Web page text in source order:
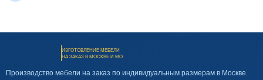
ИЗГОТОВЛЕНИЕ МЕБЕЛИ
НА ЗАКАЗ В МОСКВЕ И МО
Производство мебели на заказ по индивидуальным размерам в Москве.